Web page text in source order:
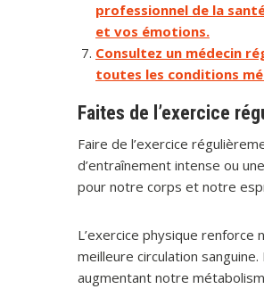
professionnel de la
et vos émotions.
Consultez un médecin
toutes les conditions
Faites de l’exercice
Faire de l’exercice
d’entraînement intense ou
pour notre corps et notre
L’exercice physique
meilleure circulation
augmentant notre